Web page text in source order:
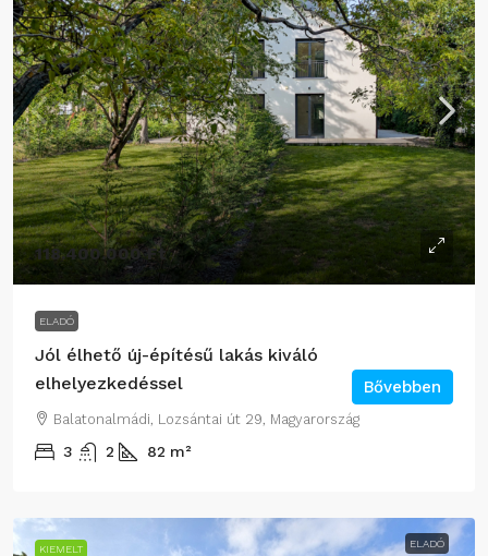
118.400.000 Ft
ELADÓ
Jól élhető új-építésű lakás kiváló
elhelyezkedéssel
Balatonalmádi, Lozsántai út 29, Magyarország
3 2 82 m²
Bővebben
KIEMELT ELADÓ